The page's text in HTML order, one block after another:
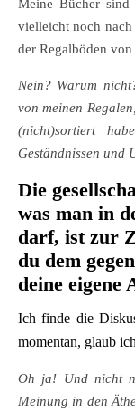
Meine Bücher sind
vielleicht noch nach
der Regalböden
Nein? Warum
von meinen
(nicht)sortiert
Geständnissen und
Die
was man in
darf, ist zur
du dem
deine eigene
Ich finde die
momentan, glaub
Oh ja! Und nicht
Meinung in den